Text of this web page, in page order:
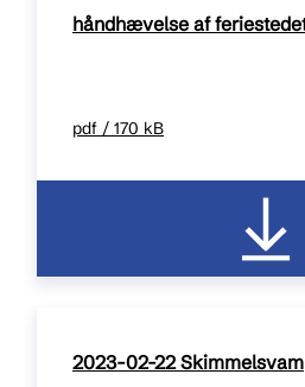
håndhævelse af
pdf / 170 kB
2023-02-22